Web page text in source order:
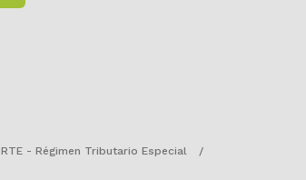
RTE - Régimen Tributario Especial
/